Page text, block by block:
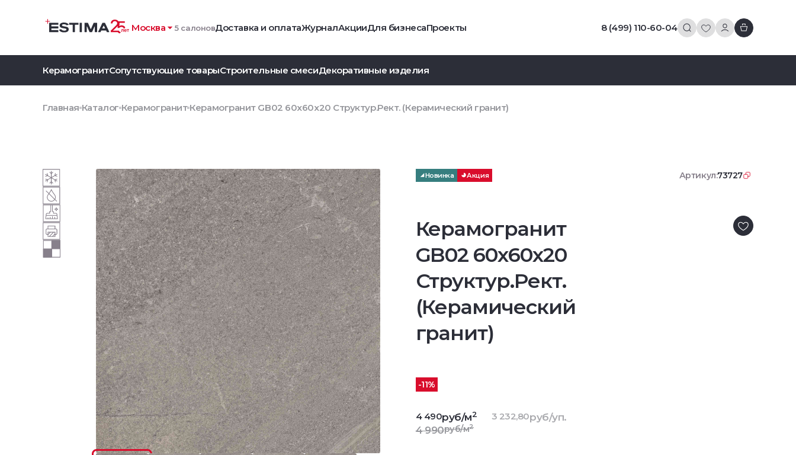
Москва 5 салоновДоставка и оплатаЖурналАкцииДля бизнесаПроекты 8 (499) 110-60-04
КерамогранитСопутствующие товарыСтроительные смесиДекоративные изделия
Главная Каталог Керамогранит Керамогранит GB02 60x60x20 Структур.Рект. (Керамический гранит)
Новинка Акция Артикул:73727
Керамогранит
GB02 60x60x20
Структур.Рект.
(Керамический
гранит)
-11%
4 490руб/м2
4 990руб/м2
3 232,80руб/уп.